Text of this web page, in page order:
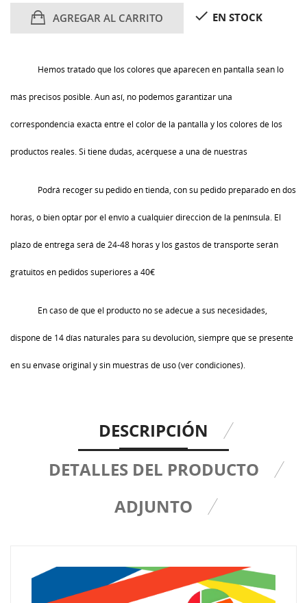
AGREGAR AL CARRITO  EN STOCK
Hemos tratado que los colores que aparecen en pantalla sean lo
más precisos posible. Aun así, no podemos garantizar una
correspondencia exacta entre el color de la pantalla y los colores de los
productos reales. Si tiene dudas, acérquese a una de nuestras
Podrá recoger su pedido en tienda, con su pedido preparado en dos
horas, o bien optar por el envío a cualquier dirección de la península. El
plazo de entrega será de 24-48 horas y los gastos de transporte serán
gratuitos en pedidos superiores a 40€
En caso de que el producto no se adecue a sus necesidades,
dispone de 14 días naturales para su devolución, siempre que se presente
en su envase original y sin muestras de uso (ver condiciones).
DESCRIPCIÓN
DETALLES DEL PRODUCTO
ADJUNTO